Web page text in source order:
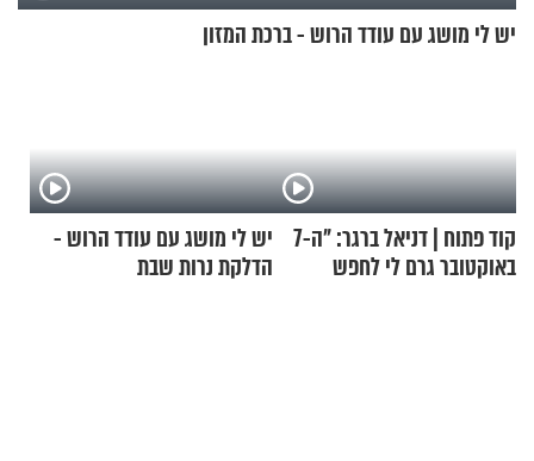
יש לי מושג עם עודד הרוש - ברכת המזון
קוד פתוח | דניאל ברגר: "ה-7
באוקטובר גרם לי לחפש
יש לי מושג עם עודד הרוש -
הדלקת נרות שבת